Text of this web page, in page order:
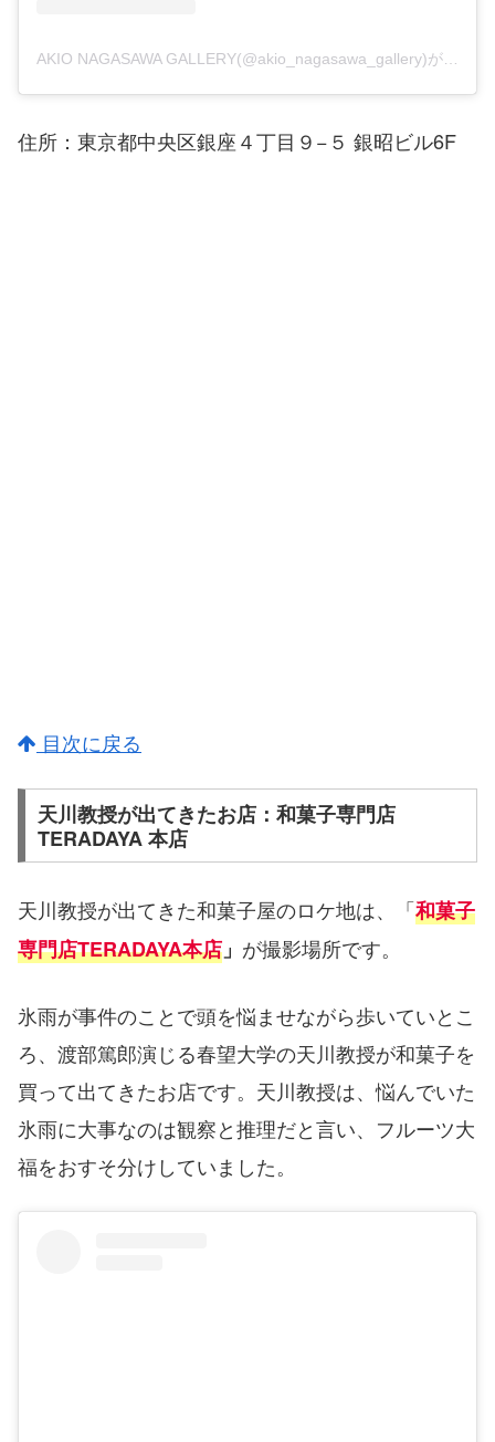
住所：東京都中央区銀座４丁目９−５ 銀昭ビル6F
目次に戻る
天川教授が出てきたお店：和菓子専門店
TERADAYA 本店
天川教授が出てきた和菓子屋のロケ地は、「和菓子
専門店TERADAYA本店」 が撮影場所です。
氷雨が事件のことで頭を悩ませながら歩いていとこ
ろ、渡部篤郎演じる春望大学の天川教授が和菓子を
買って出てきたお店です。天川教授は、悩んでいた
氷雨に大事なのは観察と推理だと言い、フルーツ大
福をおすそ分けしていました。